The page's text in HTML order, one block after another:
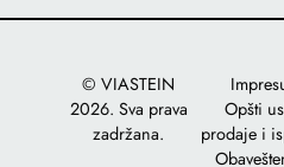
© VIASTEIN
2026. Sva prava
zadržana.
Opšti
prodaje i